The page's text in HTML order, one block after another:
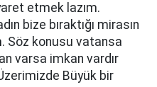
etmek lazım.
bize bıraktığı mirasın
Söz konusu vatansa
varsa imkan vardır
Büyük bir